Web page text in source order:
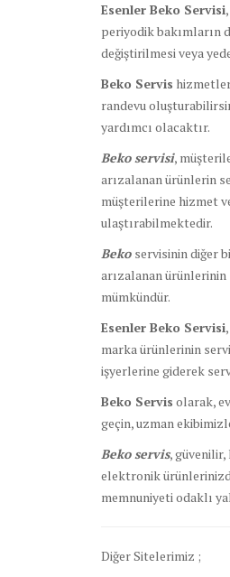
Esenler Beko Servisi
periyodik bakımların
değiştirilmesi veya
Beko Servis
randevu
yardımcı olacaktır.
Beko servisi,
arızalanan ürünlerin
müşterilerine hizmet
ulaştırabilmektedir.
Beko servisinin diğer
arızalanan ürünlerinin
mümkündür.
Esenler Beko Servisi
marka ürünlerinin
işyerlerine giderek
Beko Servis olarak,
geçin, uzman
Beko servis, güvenilir,
elektronik
memnuniyeti odaklı
Diğer Sitelerimiz ;